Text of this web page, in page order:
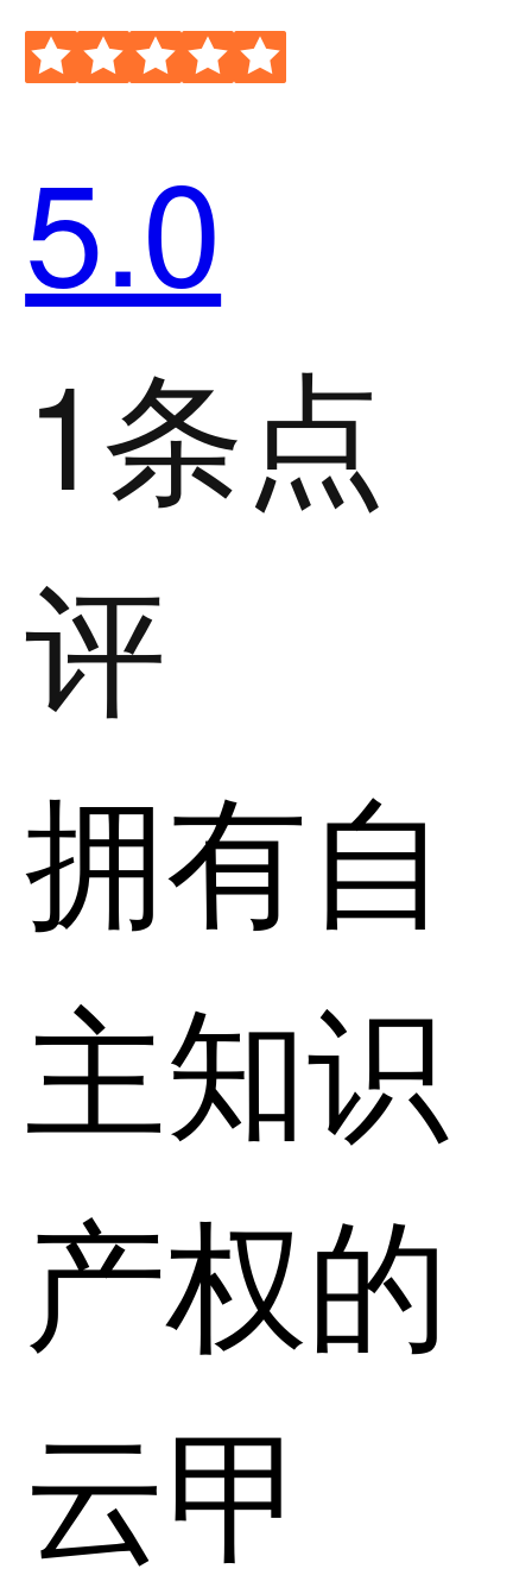
5.0
1条点
评
拥有自
主知识
产权的
云甲